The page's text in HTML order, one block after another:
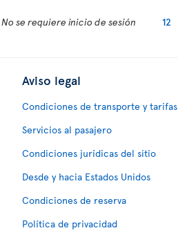
No se requiere inicio de sesión 12
Aviso legal
Condiciones de transporte y tarifas
Servicios al pasajero
Condiciones jurídicas del sitio
Desde y hacia Estados Unidos
Condiciones de reserva
Política de privacidad